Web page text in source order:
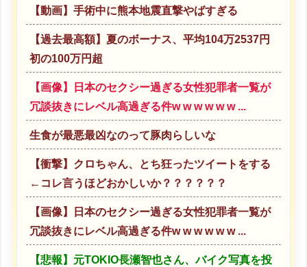
【動画】手術中に熊本地震直撃やばすぎる
【過去最高額】夏のボーナス、平均104万2537円
初の100万円超
【画像】日本のセクシー過ぎる女性犯罪者一覧が
冗談抜きにレベル高過ぎる件w w w w w w ...
生食が最悪最凶なのって豚肉らしいな
【衝撃】クロちゃん、とち狂ったツイートをする
←コレ言うほどおかしいか？？？？？？
【画像】日本のセクシー過ぎる女性犯罪者一覧が
冗談抜きにレベル高過ぎる件w w w w w w ...
【悲報】元TOKIO長瀬智也さん、バイク写真を投